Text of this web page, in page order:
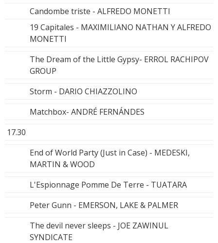
Candombe triste - ALFREDO MONETTI
19 Capitales - MAXIMILIANO NATHAN Y ALFREDO
MONETTI
The Dream of the Little Gypsy- ERROL RACHIPOV
GROUP
Storm - DARIO CHIAZZOLINO
Matchbox- ANDRÉ FERNÁNDES
17.30
End of World Party (Just in Case) - MEDESKI,
MARTIN & WOOD
L'Espionnage Pomme De Terre - TUATARA
Peter Gunn - EMERSON, LAKE & PALMER
The devil never sleeps - JOE ZAWINUL
SYNDICATE